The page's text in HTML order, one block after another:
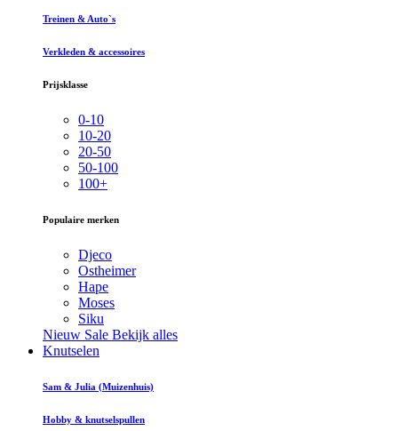
Treinen & Auto`s
Verkleden & accessoires
Prijsklasse
0-10
10-20
20-50
50-100
100+
Populaire merken
Djeco
Ostheimer
Hape
Moses
Siku
Nieuw Sale Bekijk alles
Knutselen
Sam & Julia (Muizenhuis)
Hobby & knutselspullen